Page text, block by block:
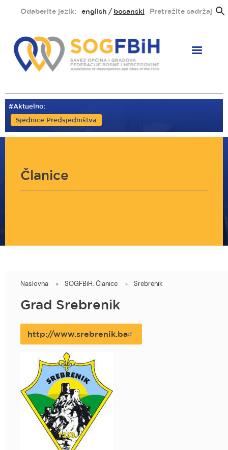
sadržaj
Odaberite jezik: english bosanski Pretražite sadržaj
#Aktuelno:
Sjednice Predsjedništva
Članice
You
are
here
Naslovna SOGFBiH: Članice Srebrenik
Grad Srebrenik
http://www.srebrenik.ba